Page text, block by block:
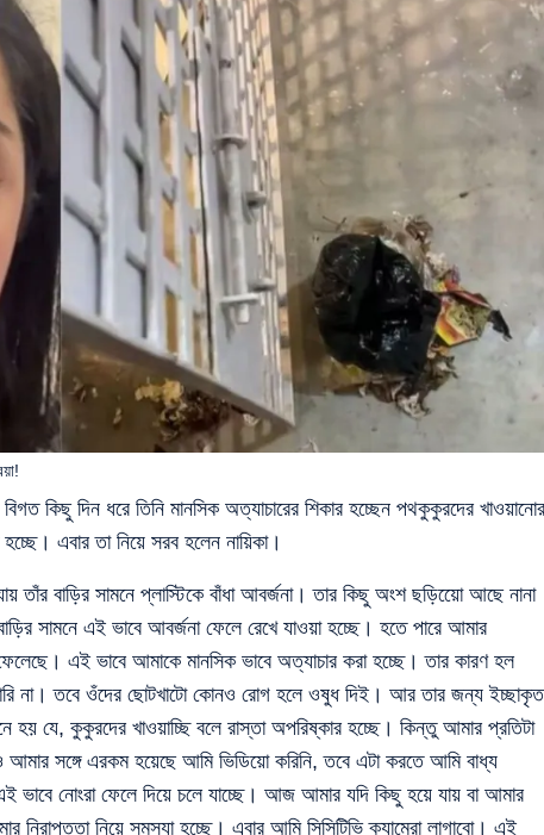
কিছু দিন ধরে তিনি মানসিক অত্যাচারের শিকার হচ্ছেন পথকুকুরদের খাওয়ানোর
এবার তা নিয়ে সরব হলেন নায়িকা।
তাঁর বাড়ির সামনে প্লাস্টিকে বাঁধা আবর্জনা। তার কিছু অংশ ছড়িয়েো আছে নানা
সামনে এই ভাবে আবর্জনা ফেলে রেখে যাওয়া হচ্ছে। হতে পারে আমার
এই ভাবে আমাকে মানসিক ভাবে অত্যাচার করা হচ্ছে। তার কারণ হল
না। তবে ওঁদের ছোটখাটো কোনও রোগ হলে ওষুধ দিই। আর তার জন্য ইচ্ছাকৃত
হয় যে, কুকুরদের খাওয়াচ্ছি বলে রাস্তা অপরিষ্কার হচ্ছে। কিন্তু আমার প্রতিটা
সঙ্গে এরকম হয়েছে আমি ভিডিয়ো করিনি, তবে এটা করতে আমি বাধ্য
ভাবে নোংরা ফেলে দিয়ে চলে যাচ্ছে। আজ আমার যদি কিছু হয়ে যায় বা আমার
নিরাপত্তা নিয়ে সমস্যা হচ্ছে। এবার আমি সিসিটিভি ক্যামেরা লাগাবো। এই